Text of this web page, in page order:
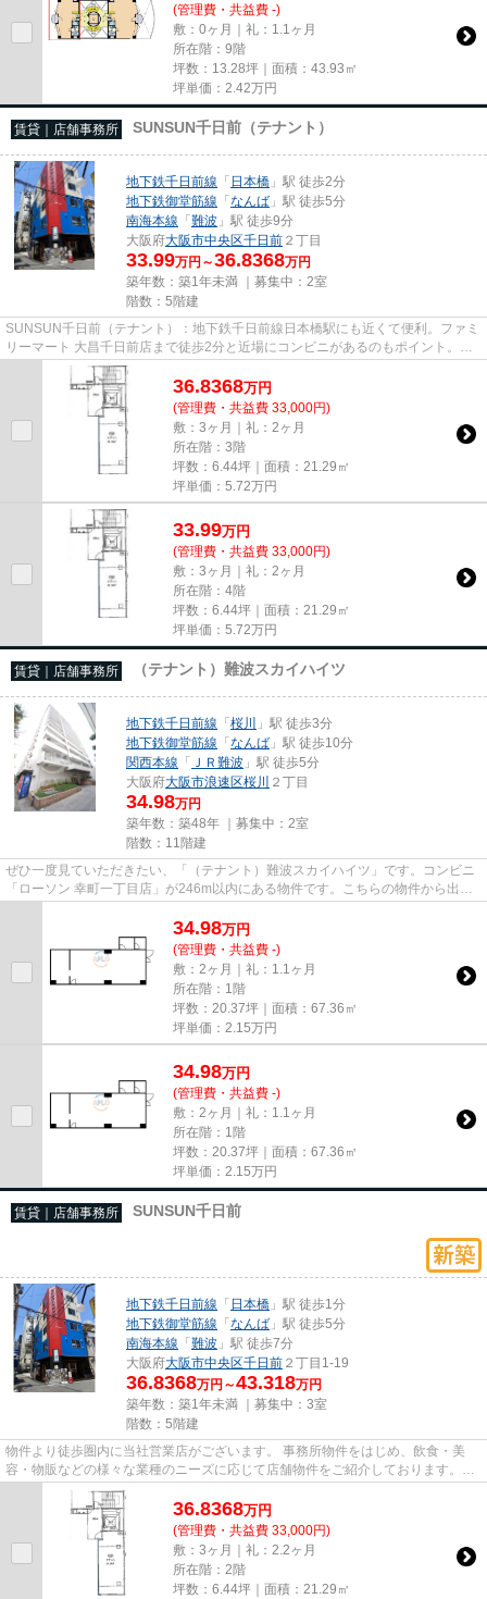
(管理費・共益費 -)
敷：0ヶ月｜礼：1.1ヶ月
所在階：9階
坪数：13.28坪｜面積：43.93㎡
坪単価： 2.42万円
賃貸｜店舗事務所 SUNSUN千日前（テナント）
地下鉄千日前線 「 日本橋 」駅 徒歩2分
地下鉄御堂筋線 「なんば 」駅 徒歩5分
南海本線 「難波 」駅 徒歩9分
大阪府大阪市中央区千日前 ２丁目
33.99万円～36.8368万円
築年数：築1年未満 ｜募集中： 2室
階数：5階建
SUNSUN千日前（テナント）：地下鉄千日前線日本橋駅にも近くて便利。ファミ
リーマート 大昌千日前店まで徒歩2分と近場にコンビニがあるのもポイント。こ
ちらの物件にはエレベーターが...
36.8368万円
(管理費・共益費 33,000円)
敷：3ヶ月｜礼：2ヶ月
所在階：3階
坪数：6.44坪｜面積：21.29㎡
坪単価： 5.72万円
33.99万円
(管理費・共益費 33,000円)
敷：3ヶ月｜礼：2ヶ月
所在階：4階
坪数：6.44坪｜面積：21.29㎡
坪単価： 5.72万円
賃貸｜店舗事務所 （テナント）難波スカイハイツ
地下鉄千日前線 「桜川
」駅 徒歩3分
地下鉄御堂筋線 「なんば 」駅 徒歩10分
関西本線 「 ＪＲ難波 」駅 徒歩5分
大阪府大阪市浪速区桜川 ２丁目
34.98万円
築年数：築48年 ｜募集中： 2室
階数：11階建
ぜひ一度見ていただきたい、「（テナント）難波スカイハイツ」です。コンビニ
「ローソン 幸町一丁目店」が246m以内にある物件です。こちらの物件から出て
200mに駐車場があります。11階...
34.98万円
(管理費・共益費 -)
敷：2ヶ月｜礼：1.1ヶ月
所在階：1階
坪数：20.37坪｜面積：67.36㎡
坪単価： 2.15万円
34.98万円
(管理費・共益費 -)
敷：2ヶ月｜礼：1.1ヶ月
所在階：1階
坪数：20.37坪｜面積：67.36㎡
坪単価： 2.15万円
賃貸｜店舗事務所 SUNSUN千日前
地下鉄千日前線 「 日本橋 」駅 徒歩1分
地下鉄御堂筋線 「なんば 」駅 徒歩5分
南海本線 「難波 」駅 徒歩7分
大阪府大阪市中央区千日前 ２丁目1-19
36.8368万円～43.318万円
築年数：築1年未満 ｜募集中： 3室
階数：5階建
物件より徒歩圏内に当社営業店がございます。 事務所物件をはじめ、飲食・美
容・物販などの様々な業種のニーズに応じて店舗物件をご紹介しております。
尚、弊社ではおとり広告は一切...
36.8368万円
(管理費・共益費 33,000円)
敷：3ヶ月｜礼：2.2ヶ月
所在階：2階
坪数：6.44坪｜面積：21.29㎡